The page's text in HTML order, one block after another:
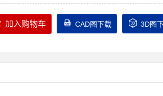
加入购物车  CAD图下载  3D图